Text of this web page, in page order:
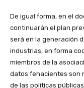
De igual forma, en el
continuarán el plan
será en la generación
industrias, en forma
miembros de la
datos fehacientes son
de las políticas